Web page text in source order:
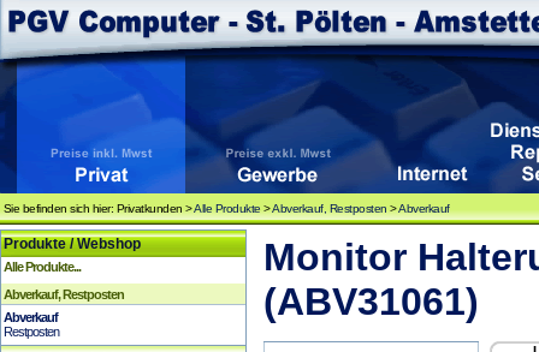
Sie befinden sich hier: Privatkunden >Alle Produkte >Abverkauf, Restposten >Abverkauf
Produkte / Webshop
Alle Produkte...
Abverkauf, Restposten
Abverkauf
Restposten
Monitor
(ABV31061)